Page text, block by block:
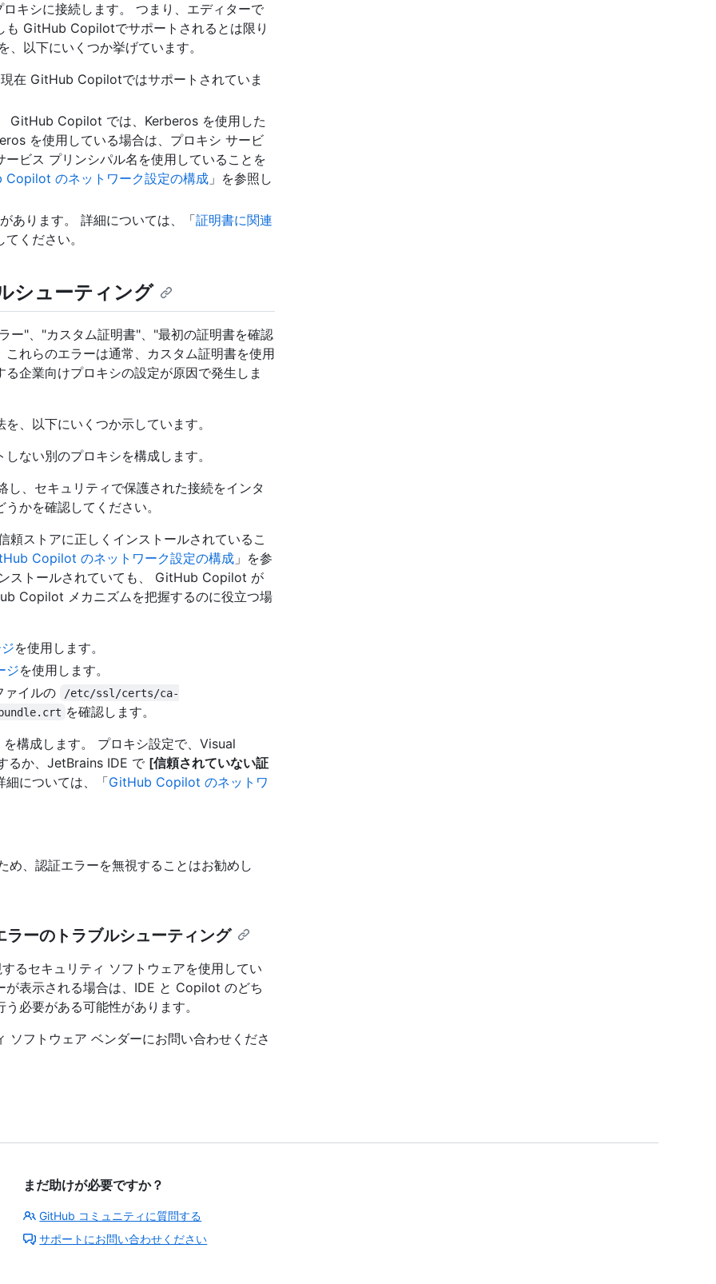
キシに接続します。 つまり、エディターで
も GitHub Copilotでサポートされるとは限り
以下にいくつか挙げています。
在 GitHub Copilotではサポートされていま
GitHub Copilot では、Kerberos を使用した
を使用している場合は、プロキシ サービ
ビス プリンシパル名を使用していることを
Copilot のネットワーク設定の構成 」を参照し
あります。 詳細については、「証明書に関連
ください。
シューティング
ー"、"カスタム証明書"、"最初の証明書を確認
れらのエラーは通常、カスタム証明書を使用
企業向けプロキシの設定が原因で発生しま
、以下にいくつか示しています。
ない別のプロキシを構成します。
、セキュリティで保護された接続をインタ
かを確認してください。
ストアに正しくインストールされているこ
Copilot のネットワーク設定の構成 」を参
ストールされていても、 GitHub Copilot が
Copilot メカニズムを把握するのに役立つ場
を使用します。
ジを使用します。
イルの
/etc/ssl/certs/ca-
を確認します。
構成します。 プロキシ設定で、Visual
るか、JetBrains IDE で [信頼されていない証
細については、「GitHub Copilot のネットワ
め、認証エラーを無視することはお勧めし
ーのトラブルシューティング
るセキュリティ ソフトウェアを使用してい
表示される場合は、IDE と Copilot のどち
必要がある可能性があります。
ソフトウェア ベンダーにお問い合わせくださ
まだ助けが必要ですか？
GitHub コミュニティに質問する
サポートにお問い合わせください